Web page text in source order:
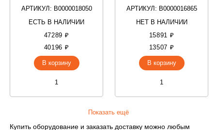
АРТИКУЛ: В0000018050
ЕСТЬ В НАЛИЧИИ
47289 ₽
40196 ₽
В корзину
АРТИКУЛ: В0000016865
НЕТ В НАЛИЧИИ
15891 ₽
13507 ₽
В корзину
Показать ещё
Купить оборудование и заказать доставку можно любым